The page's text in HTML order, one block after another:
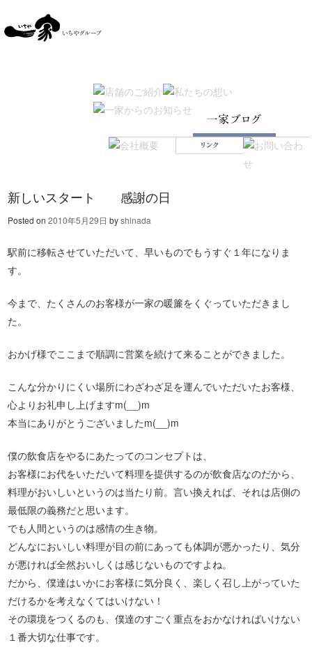
Menu
SKIP TO CONTENT
新しいスタート 感謝の日
Posted on2010年5月29日 byshinada
駅前に移転させていただいて、早いものでもうすぐ１年になりま
す。
今まで、たくさんのお客様が一家の暖簾をくぐっていただきまし
た。
おかげ様でここまで順調に営業を続けて来ることができました。
こんな分かりにくい場所にわざわざ足を運んでいただいたお客様、
心よりお礼申し上げますm(__)m
本当にありがとうございましたm(__)m
僕の飲食店をやるにあたってのコンセプトは、
お客様にお代をいただいて料理を提供するのが飲食店なのだから、
料理がおいしいというのは当たり前。言い換えれば、それは店側の
最低限の義務だと思います。
でも人間というのは感情の生き物。
どんなにおいしい料理が目の前にあっても体調が悪かったり、気分
が悪ければ全然おいしくは感じないものですよね。
だから、僕達はいかにお客様に気分良く、楽しく召し上がっていた
だけるかを考えなくてはいけない！
その環境をつくるのも、僕達のすごく重点をおかなければいけない
１番大切な仕事です。